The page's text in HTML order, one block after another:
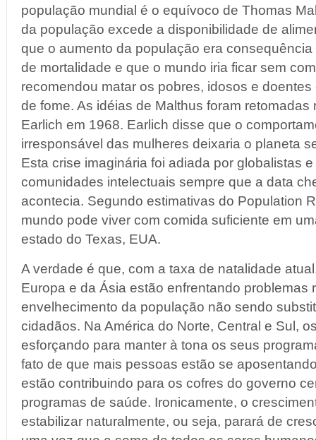
população mundial é o equívoco de Thomas
da população excede a disponibilidade de
que o aumento da população era
de mortalidade e que o mundo iria ficar sem
recomendou matar os pobres, idosos e
de fome. As idéias de Malthus foram retomadas
Earlich em 1968. Earlich disse que o
irresponsável das mulheres deixaria o planeta
Esta crise imaginária foi adiada por globalistas
comunidades intelectuais sempre que a data
acontecia. Segundo estimativas do Population
mundo pode viver com comida suficiente em
estado do Texas, EUA.
A verdade é que, com a taxa de natalidade
Europa e da Ásia estão enfrentando problemas
envelhecimento da população não sendo
cidadãos. Na América do Norte, Central e Sul,
esforçando para manter à tona os seus
fato de que mais pessoas estão se
estão contribuindo para os cofres do governo
programas de saúde. Ironicamente, o
estabilizar naturalmente, ou seja, parará de